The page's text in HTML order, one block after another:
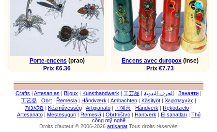
Porte-encens (prao)
Prix €6.36
Encens avec duropox(inse)
Prix €7.73
Crafts Artesanías Bijoux Kunsthandwerk 工芸品 الحرف اليدوية Занаяти
工艺品
Obrt Řemesla Håndværk Ambachten Käsityöt Χειροτεχνίες
מלאכות
Kézművesség Artigianato 공예품 Håndverk Rękodzieło
Artesanato| Meșteșuguri| Remeslá| Obrtništvo| Hantverk| El sanatları
Thủ
công mỹ nghệ
Droits d'auteur © 2006-2026 artisanat Tous droits réservés